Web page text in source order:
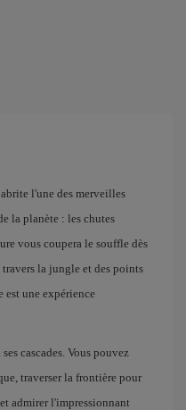
l'une des merveilles
la planète : les chutes
vous coupera le souffle dès
la jungle et des points
une expérience
cascades. Vous pouvez
traverser la frontière pour
admirer l'impressionnant